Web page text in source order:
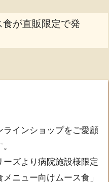
が直販限定で発
インショップをご愛顧
ズより病院施設様限定
ニュー向けムース食」